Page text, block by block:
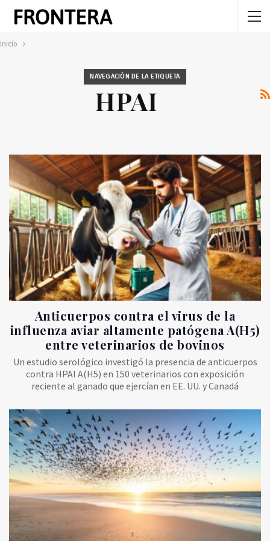
Inicio
NAVEGACIÓN DE LA ETIQUETA
HPAI
Anticuerpos contra el virus de la
influenza aviar altamente patógena A(H5)
entre veterinarios de bovinos
Un estudio serológico investigó la presencia de anticuerpos
contra HPAI A(H5) en 150 veterinarios con exposición
reciente al ganado que ejercían en EE. UU. y Canadá